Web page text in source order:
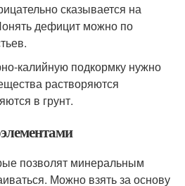
сказывается на
дефицит можно по
калийную подкормку нужно
растворяются
в грунт.
позволят минеральным
Можно взять за основу